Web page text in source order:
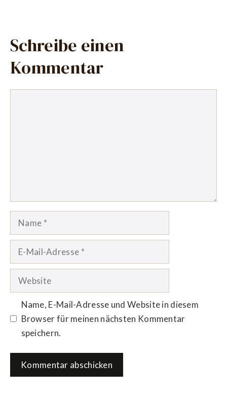
Schreibe einen
Kommentar
Name
Website
Name, E-Mail-Adresse und Website in diesem
Browser für meinen nächsten Kommentar
speichern.